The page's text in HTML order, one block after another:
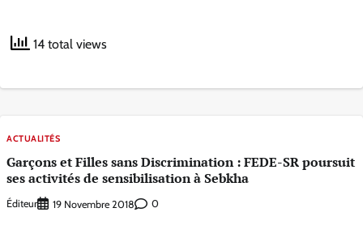
14 total views
ACTUALITÉS
Garçons et Filles sans Discrimination : FEDE-SR poursuit
ses activités de sensibilisation à Sebkha
Éditeur 19 Novembre 2018 0